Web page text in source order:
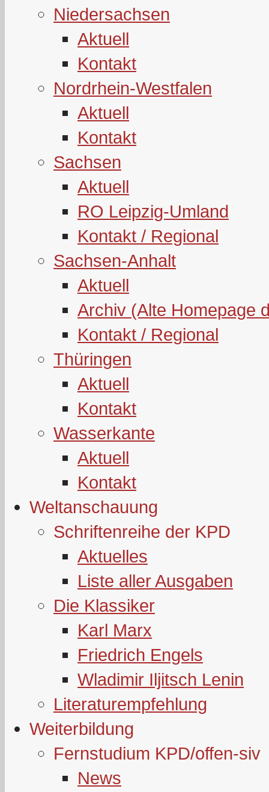
Niedersachsen
Aktuell
Kontakt
Nordrhein-Westfalen
Aktuell
Kontakt
Sachsen
Aktuell
RO Leipzig-Umland
Kontakt / Regional
Sachsen-Anhalt
Aktuell
Archiv (Alte Homepage
Kontakt / Regional
Thüringen
Aktuell
Kontakt
Wasserkante
Aktuell
Kontakt
Weltanschauung
Schriftenreihe der KPD
Aktuelles
Liste aller Ausgaben
Die Klassiker
Karl Marx
Friedrich Engels
Wladimir Iljitsch Lenin
Literaturempfehlung
Weiterbildung
Fernstudium KPD/offen-siv
News